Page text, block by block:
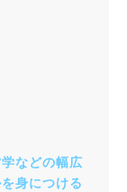
などの幅広
身につける